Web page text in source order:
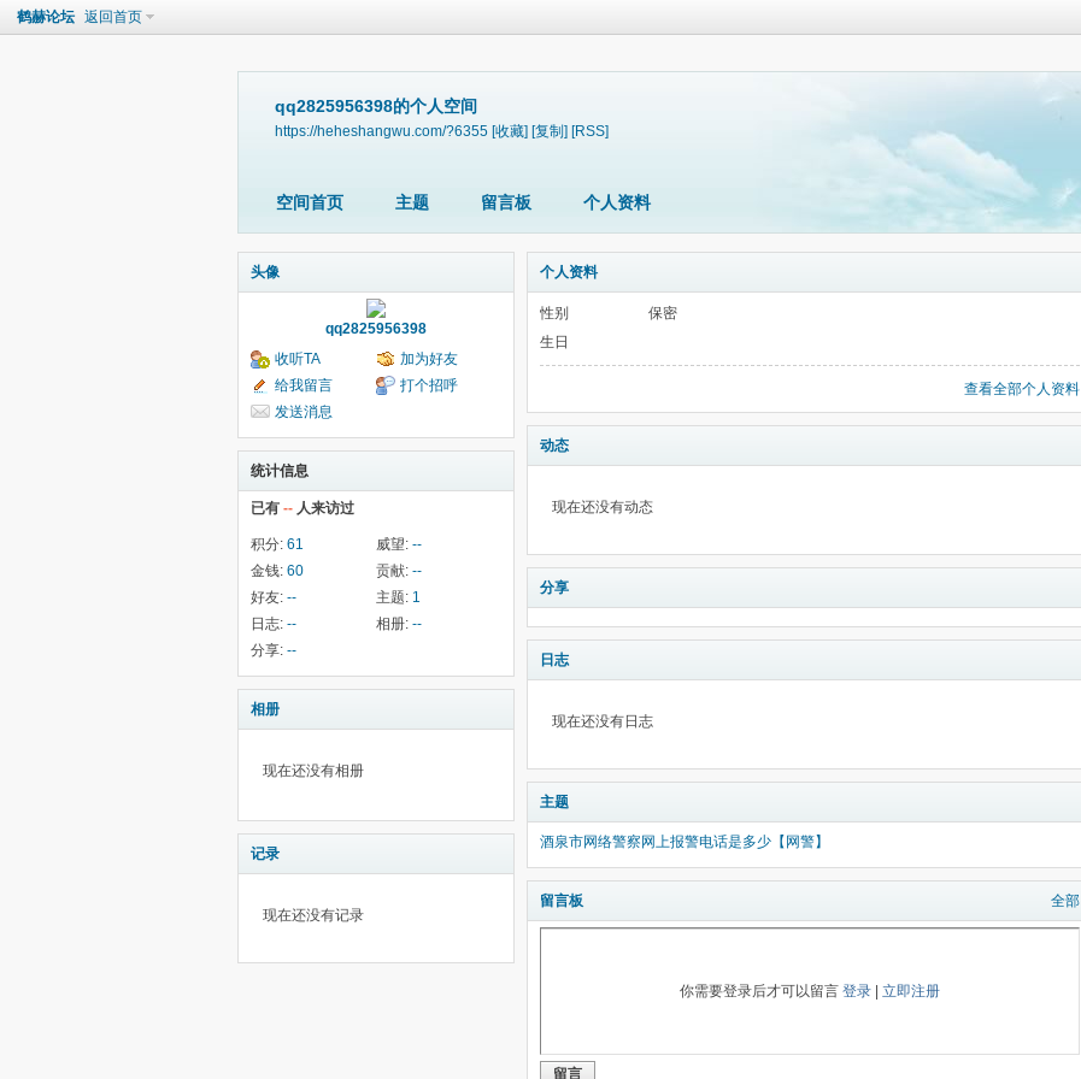
鹤赫论坛 返回首页
qq2825956398的个人空间
https://heheshangwu.com/?6355 [收藏] [复制] [RSS]
空间首页 主题 留言板 个人资料
头像
qq2825956398
收听TA
加为好友
给我留言
打个招呼
发送消息
统计信息
已有 -- 人来访过
积分: 61 威望: --
金钱: 60 贡献: --
好友: -- 主题: 1
日志: -- 相册: --
分享: --
相册
现在还没有相册
记录
现在还没有记录
个人资料
性别
保密
生日
查看全部个人资料
动态
现在还没有动态
分享
日志
现在还没有日志
主题
酒泉市网络警察网上报警电话是多少【网警】
留言板 全部
你需要登录后才可以留言 登录 立即注册
留言